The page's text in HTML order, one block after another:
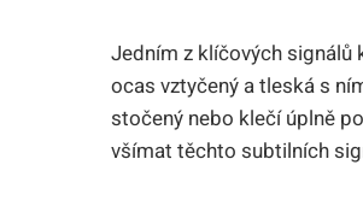
Jedním z klíčových signálů
ocas vztyčený a tleská s
stočený nebo klečí úplně
všímat těchto subtilních